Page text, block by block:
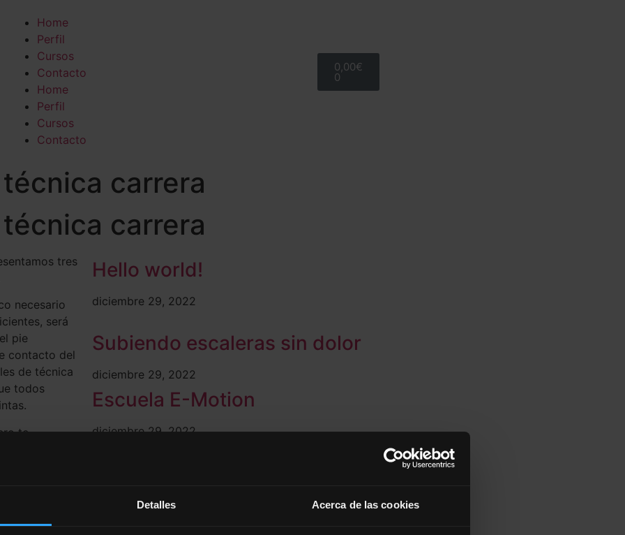
Detalles Acerca de las cookies
Home
Perfil
Cursos
Contacto
Home
Perfil
Cursos
Contacto
0,00€
0
carrera
carrera
tres
necesario
será
pie
contacto del
de técnica
todos
te
de
la fase de
de
Hello world!
diciembre 29, 2022
Subiendo escaleras sin dolor
diciembre 29, 2022
Escuela E-Motion
diciembre 29, 2022
Pie reactivo. Ejercicio I técnica carrera